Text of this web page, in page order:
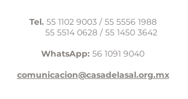
Tel. 55 1102 9003 / 55 5556 1988
55 5514 0628/ 55 1450 3642
WhatsApp: 56 1091 9040
comunicacion@casadelasal.org.mx